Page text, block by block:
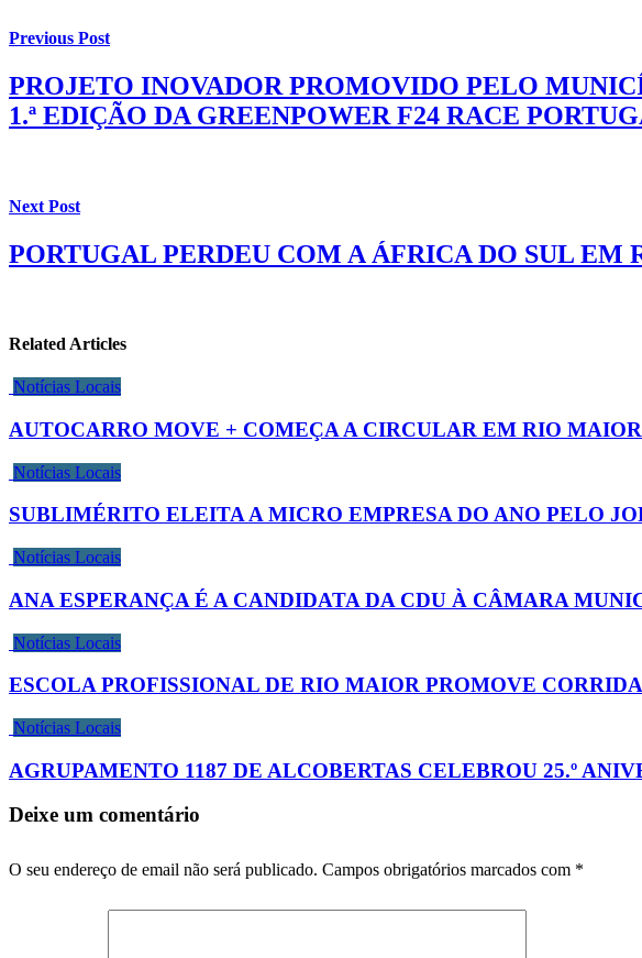
Previous Post
PROJETO INOVADOR PROMOVIDO PELO
1.ª EDIÇÃO DA GREENPOWER F24 RACE
Next Post
PORTUGAL PERDEU COM A ÁFRICA DO SUL
Related Articles
Notícias Locais
AUTOCARRO MOVE + COMEÇA A CIRCULAR EM RIO
Notícias Locais
SUBLIMÉRITO ELEITA A MICRO EMPRESA DO ANO PELO
Notícias Locais
ANA ESPERANÇA É A CANDIDATA DA CDU À CÂMARA
Notícias Locais
ESCOLA PROFISSIONAL DE RIO MAIOR PROMOVE
Notícias Locais
AGRUPAMENTO 1187 DE ALCOBERTAS CELEBROU 25.º
Deixe um comentário
O seu endereço de email não será publicado. Campos obrigatórios marcados com *